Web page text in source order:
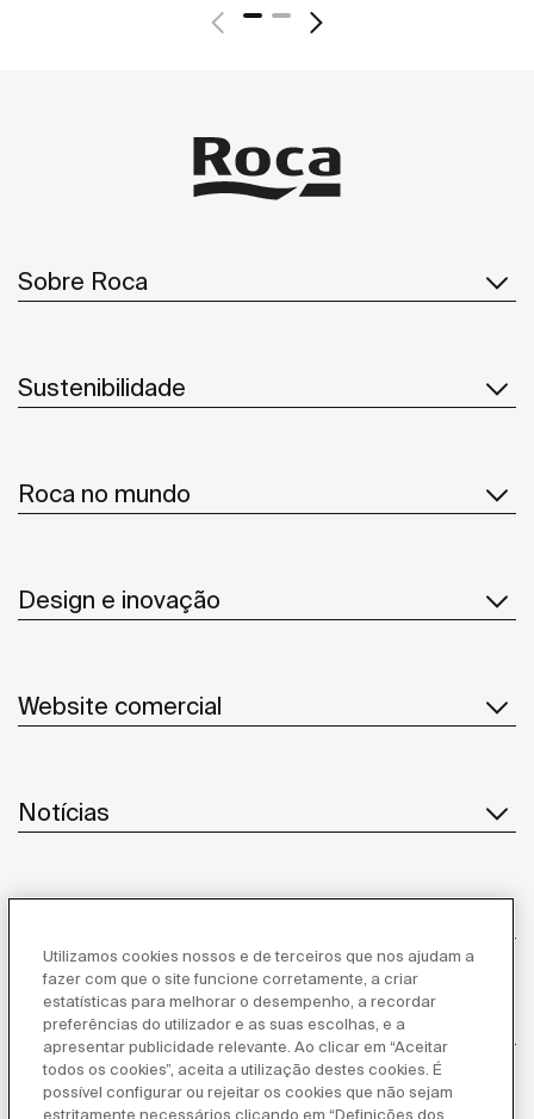
Sobre Roca
Sustenibilidade
Roca no mundo
Design e inovação
Website comercial
Notícias
Fornecedores
Segue-nos
Utilizamos cookies nossos e de terceiros que nos ajudam a
fazer com que o site funcione corretamente, a criar
estatísticas para melhorar o desempenho, a recordar
preferências do utilizador e as suas escolhas, e a
apresentar publicidade relevante. Ao clicar em “Aceitar
todos os cookies”, aceita a utilização destes cookies. É
possível configurar ou rejeitar os cookies que não sejam
estritamente necessários clicando em “Definições dos